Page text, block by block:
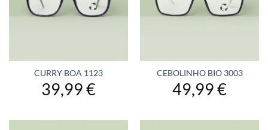
CURRY BOA 1123
39,99€
CEBOLINHO BIO 3003
49,99€